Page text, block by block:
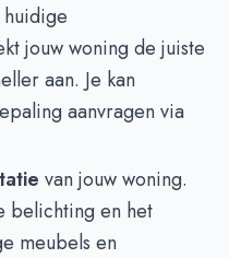
jouw woning de juiste
aan. Je kan
aanvragen via
van jouw woning.
belichting en het
meubels en